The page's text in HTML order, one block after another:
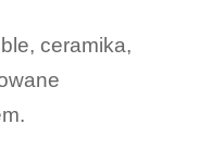
ceramika,